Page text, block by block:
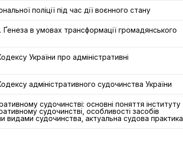
поліції під час дії воєнного стану
Ґенеза в умовах трансформації громадянського
України про адміністративні
адміністративного судочинства України
судочинстві: основні поняття інституту
судочинстві, особливості засобів
видами судочинства, актуальна судова практика